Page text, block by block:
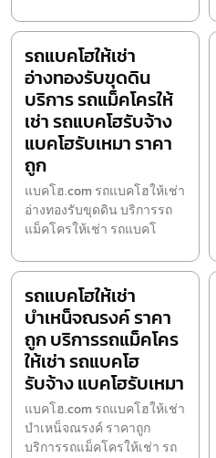
รถแบคโฮให้เช่า
อ่างทองรับขุดดิน
บริการ รถแม็คโครให้
เช่า รถแบคโฮรับจ้าง
แบคโฮรับเหมา ราคา
ถูก
แบคโฮ.com รถแบคโฮให้เช่า
อ่างทองรับขุดดิน บริการรถ
แม็คโครให้เช่า รถแบคโ
รถแบคโฮให้เช่า
บำเหน็จณรงค์ ราคา
ถูก บริการรถแม็คโคร
ให้เช่า รถแบคโฮ
รับจ้าง แบคโฮรับเหมา
แบคโฮ.com รถแบคโฮให้เช่า
บำเหน็จณรงค์ ราคาถูก
บริการรถแม็คโครให้เช่า รถ